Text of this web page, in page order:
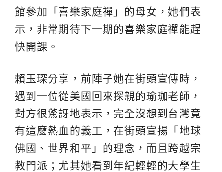
館參加「喜樂家庭禪」的母女，她們表
示，非常期待下一期的喜樂家庭禪能趕
快開課。
賴玉琛分享，前陣子她在街頭宣傳時，
遇到一位從美國回來探親的瑜珈老師，
對方很驚訝地表示，完全沒想到台灣竟
有這麼熱血的義工，在街頭宣揚「地球
佛國、世界和平」的理念，而且跨越宗
教門派；尤其她看到年紀輕輕的大學生